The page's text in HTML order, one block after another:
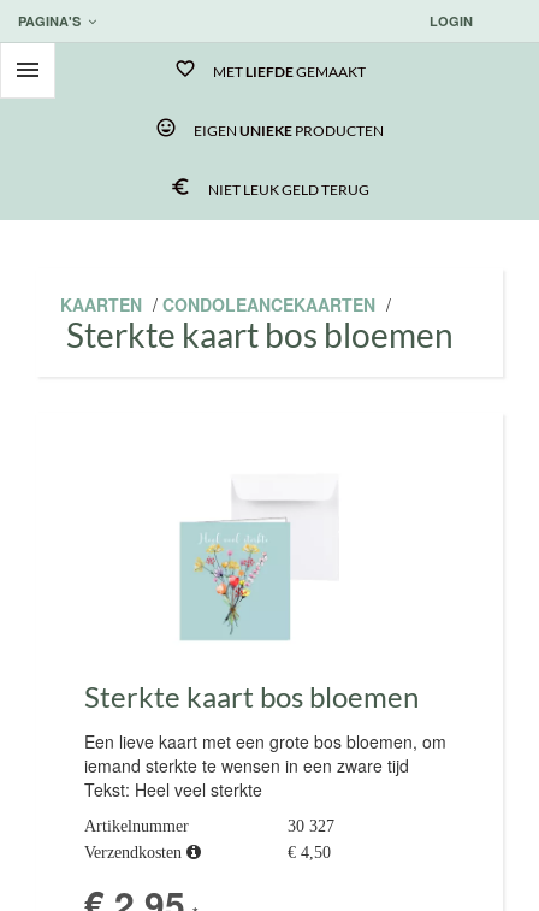
PAGINA'S LOGIN
 favorite_border METLIEFDEGEMAAKT
tag_faces EIGEN UNIEKE PRODUCTEN
euro_symbol NIET LEUK GELD TERUG
KAARTEN / CONDOLEANCEKAARTEN /
Sterkte kaart bos bloemen
Sterkte kaart bos bloemen
Een lieve kaart met een grote bos bloemen, om
iemand sterkte te wensen in een zware tijd
Tekst: Heel veel sterkte
Artikelnummer
30 327
Verzendkosten
€ 4,50